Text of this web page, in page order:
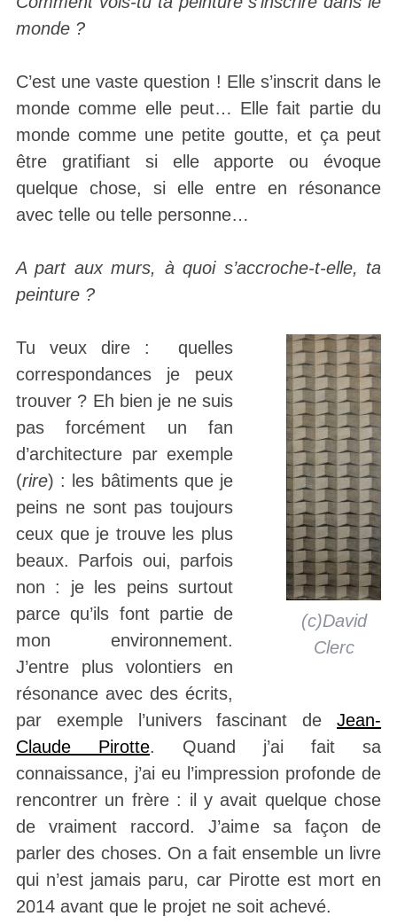
monde ?
C’est une vaste question ! Elle s’inscrit dans le
monde comme elle peut… Elle fait partie du
monde comme une petite goutte, et ça peut
être gratifiant si elle apporte ou évoque
quelque chose, si elle entre en résonance
avec telle ou telle personne…
A part aux murs, à quoi s’accroche-t-elle, ta
peinture ?
(c)David
Clerc
Tu veux dire : quelles
correspondances je peux
trouver ? Eh bien je ne suis
pas forcément un fan
d’architecture par exemple
(rire) : les bâtiments que je
peins ne sont pas toujours
ceux que je trouve les plus
beaux. Parfois oui, parfois
non : je les peins surtout
parce qu’ils font partie de
mon environnement.
J’entre plus volontiers en
résonance avec des écrits,
par exemple l’univers fascinant deJean-
Claude Pirotte. Quand j’ai fait sa
connaissance, j’ai eu l’impression profonde de
rencontrer un frère : il y avait quelque chose
de vraiment raccord. J’aime sa façon de
parler des choses. On a fait ensemble un livre
qui n’est jamais paru, car Pirotte est mort en
2014 avant que le projet ne soit achevé.